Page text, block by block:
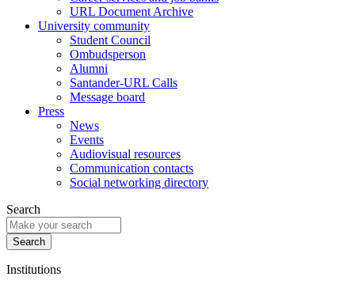
URL Document Archive
University community
Student Council
Ombudsperson
Alumni
Santander-URL Calls
Message board
Press
News
Events
Audiovisual resources
Communication contacts
Social networking directory
Search
Institutions